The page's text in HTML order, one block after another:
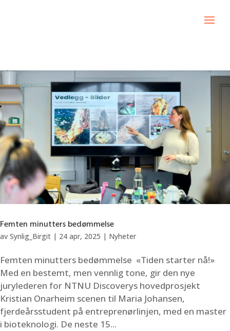
Femten minutters bedømmelse
av Synlig_Birgit | 24 apr, 2025 | Nyheter
Femten minutters bedømmelse «Tiden starter nå!»
Med en bestemt, men vennlig tone, gir den nye
jurylederen for NTNU Discoverys hovedprosjekt
Kristian Onarheim scenen til Maria Johansen,
fjerdeårsstudent på entreprenørlinjen, med en master
i bioteknologi. De neste 15...